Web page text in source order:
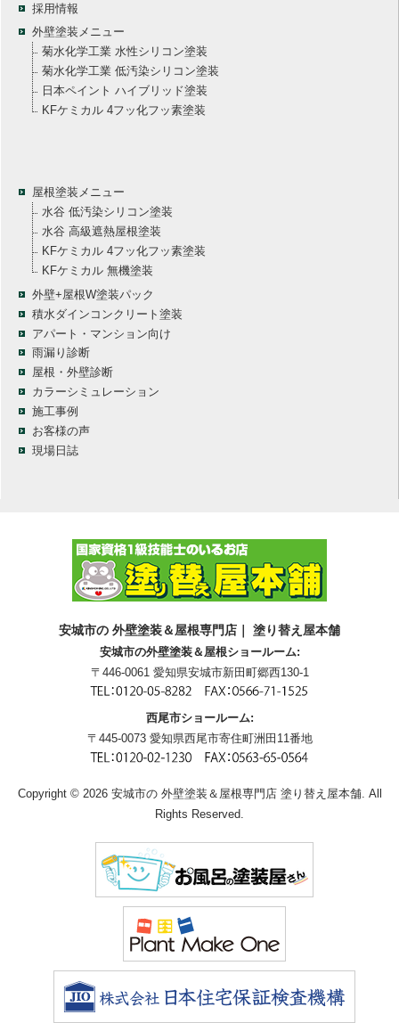
採用情報
外壁塗装メニュー
菊水化学工業 水性シリコン塗装
菊水化学工業 低汚染シリコン塗装
日本ペイント ハイブリッド塗装
KFケミカル 4フッ化フッ素塗装
屋根塗装メニュー
水谷 低汚染シリコン塗装
水谷 高級遮熱屋根塗装
KFケミカル 4フッ化フッ素塗装
KFケミカル 無機塗装
外壁+屋根W塗装パック
積水ダインコンクリート塗装
アパート・マンション向け
雨漏り診断
屋根・外壁診断
カラーシミュレーション
施工事例
お客様の声
現場日誌
安城市の 外壁塗装＆屋根専門店｜ 塗り替え屋本舗
安城市の外壁塗装＆屋根ショールーム:
〒446-0061 愛知県安城市新田町郷西130-1
西尾市ショールーム:
〒445-0073 愛知県西尾市寄住町洲田11番地
Copyright © 2026 安城市の 外壁塗装＆屋根専門店 塗り替え屋本舗. All
Rights Reserved.